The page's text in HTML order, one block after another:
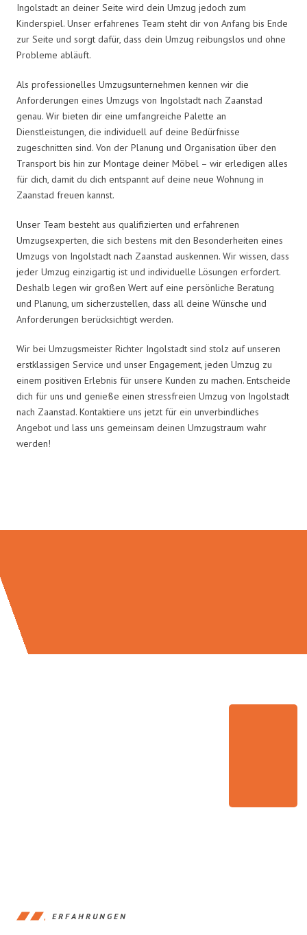
Ingolstadt an deiner Seite wird dein Umzug jedoch zum
Kinderspiel. Unser erfahrenes Team steht dir von Anfang bis Ende
zur Seite und sorgt dafür, dass dein Umzug reibungslos und ohne
Probleme abläuft.
Als professionelles Umzugsunternehmen kennen wir die
Anforderungen eines Umzugs von Ingolstadt nach Zaanstad
genau. Wir bieten dir eine umfangreiche Palette an
Dienstleistungen, die individuell auf deine Bedürfnisse
zugeschnitten sind. Von der Planung und Organisation über den
Transport bis hin zur Montage deiner Möbel – wir erledigen alles
für dich, damit du dich entspannt auf deine neue Wohnung in
Zaanstad freuen kannst.
Unser Team besteht aus qualifizierten und erfahrenen
Umzugsexperten, die sich bestens mit den Besonderheiten eines
Umzugs von Ingolstadt nach Zaanstad auskennen. Wir wissen, dass
jeder Umzug einzigartig ist und individuelle Lösungen erfordert.
Deshalb legen wir großen Wert auf eine persönliche Beratung
und Planung, um sicherzustellen, dass all deine Wünsche und
Anforderungen berücksichtigt werden.
Wir bei Umzugsmeister Richter Ingolstadt sind stolz auf unseren
erstklassigen Service und unser Engagement, jeden Umzug zu
einem positiven Erlebnis für unsere Kunden zu machen. Entscheide
dich für uns und genieße einen stressfreien Umzug von Ingolstadt
nach Zaanstad. Kontaktiere uns jetzt für ein unverbindliches
Angebot und lass uns gemeinsam deinen Umzugstraum wahr
werden!
ERFAHRUNGEN